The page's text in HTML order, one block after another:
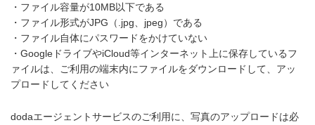
・ファイル容量が10MB以下である
・ファイル形式がJPG（.jpg、jpeg）である
・ファイル自体にパスワードをかけていない
・GoogleドライブやiCloud等インターネット上に保存しているフ
ァイルは、ご利用の端末内にファイルをダウンロードして、アッ
プロードしてください
dodaエージェントサービスのご利用に、写真のアップロードは必